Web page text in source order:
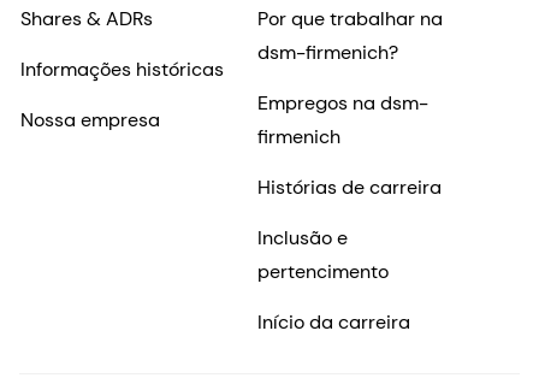
Shares & ADRs
Informações históricas
Nossa empresa
Por que trabalhar na
dsm-firmenich?
Empregos na dsm-
firmenich
Histórias de carreira
Inclusão e
pertencimento
Início da carreira